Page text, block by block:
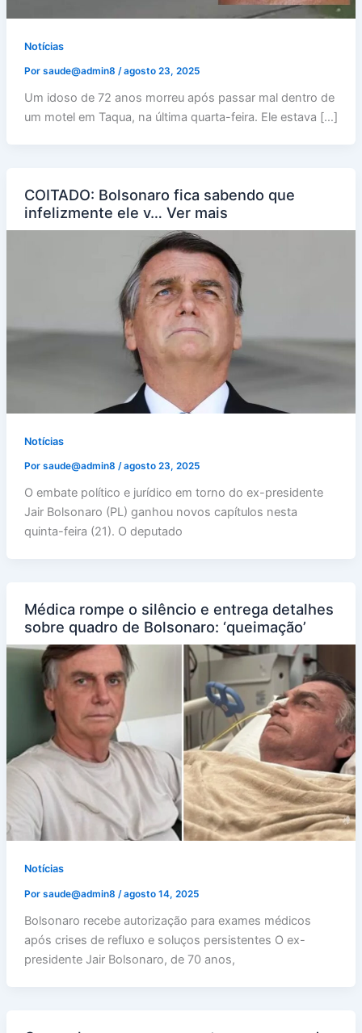
Notícias
Por saude@admin8 /agosto 23, 2025
Um idoso de 72 anos morreu após passar mal dentro de
um motel em Taqua, na última quarta-feira. Ele estava […]
COITADO: Bolsonaro fica sabendo que
infelizmente ele v… Ver mais
Notícias
Por saude@admin8 /agosto 23, 2025
O embate político e jurídico em torno do ex-presidente
Jair Bolsonaro (PL) ganhou novos capítulos nesta
quinta-feira (21). O deputado
Médica rompe o silêncio e entrega detalhes
sobre quadro de Bolsonaro: ‘queimação’
Notícias
Por saude@admin8 /agosto 14, 2025
Bolsonaro recebe autorização para exames médicos
após crises de refluxo e soluços persistentes O ex-
presidente Jair Bolsonaro, de 70 anos,